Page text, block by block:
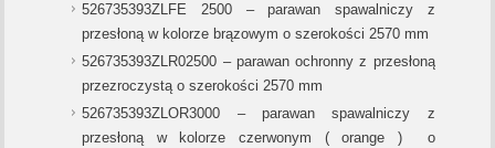
526735393ZLFE 2500 – parawan spawalniczy z
przesłoną w kolorze brązowym o szerokości 2570 mm
526735393ZLR02500 – parawan ochronny z przesłoną
przezroczystą o szerokości 2570 mm
526735393ZLOR3000 – parawan spawalniczy z
przesłoną w kolorze czerwonym ( orange ) o